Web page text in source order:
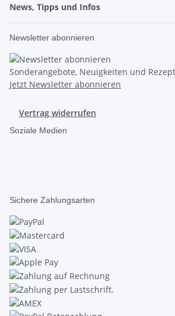
News, Tipps und Infos
Newsletter abonnieren
Sonderangebote, Neuigkeiten und
Jetzt Newsletter abonnieren
Vertrag widerrufen
Soziale Medien
Sichere Zahlungsarten